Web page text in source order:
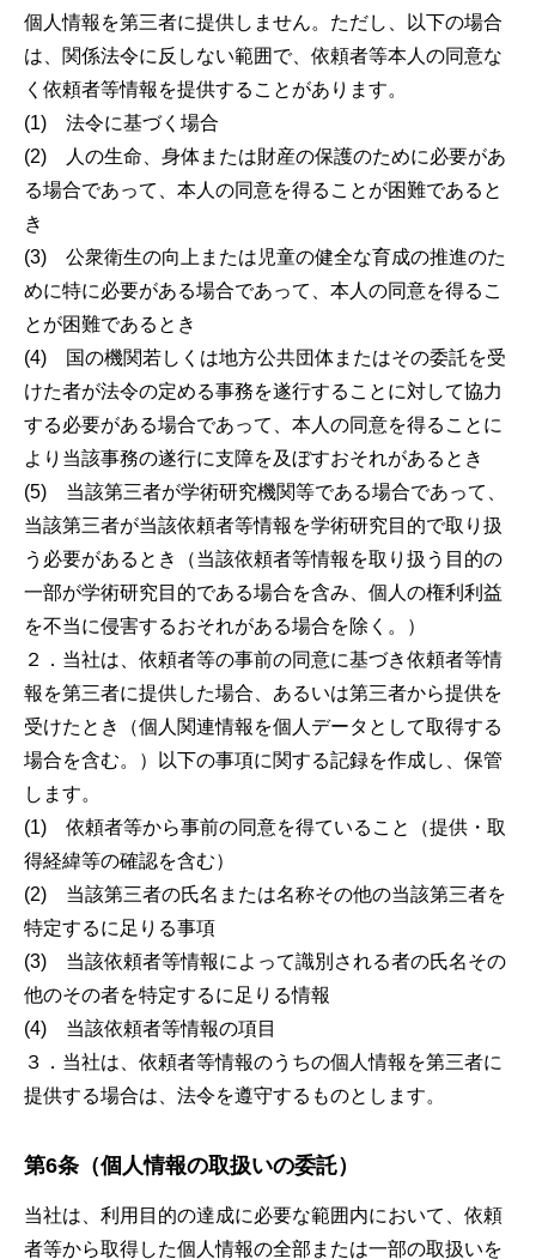
個人情報を第三者に提供しません。ただし、以下の場合
は、関係法令に反しない範囲で、依頼者等本人の同意な
く依頼者等情報を提供することがあります。
(1) 法令に基づく場合
(2) 人の生命、身体または財産の保護のために必要があ
る場合であって、本人の同意を得ることが困難であると
き
(3) 公衆衛生の向上または児童の健全な育成の推進のた
めに特に必要がある場合であって、本人の同意を得るこ
とが困難であるとき
(4) 国の機関若しくは地方公共団体またはその委託を受
けた者が法令の定める事務を遂行することに対して協力
する必要がある場合であって、本人の同意を得ることに
より当該事務の遂行に支障を及ぼすおそれがあるとき
(5) 当該第三者が学術研究機関等である場合であって、
当該第三者が当該依頼者等情報を学術研究目的で取り扱
う必要があるとき（当該依頼者等情報を取り扱う目的の
一部が学術研究目的である場合を含み、個人の権利利益
を不当に侵害するおそれがある場合を除く。）
２．当社は、依頼者等の事前の同意に基づき依頼者等情
報を第三者に提供した場合、あるいは第三者から提供を
受けたとき（個人関連情報を個人データとして取得する
場合を含む。）以下の事項に関する記録を作成し、保管
します。
(1) 依頼者等から事前の同意を得ていること（提供・取
得経緯等の確認を含む）
(2) 当該第三者の氏名または名称その他の当該第三者を
特定するに足りる事項
(3) 当該依頼者等情報によって識別される者の氏名その
他のその者を特定するに足りる情報
(4) 当該依頼者等情報の項目
３．当社は、依頼者等情報のうちの個人情報を第三者に
提供する場合は、法令を遵守するものとします。
第6条（個人情報の取扱いの委託）
当社は、利用目的の達成に必要な範囲内において、依頼
者等から取得した個人情報の全部または一部の取扱いを